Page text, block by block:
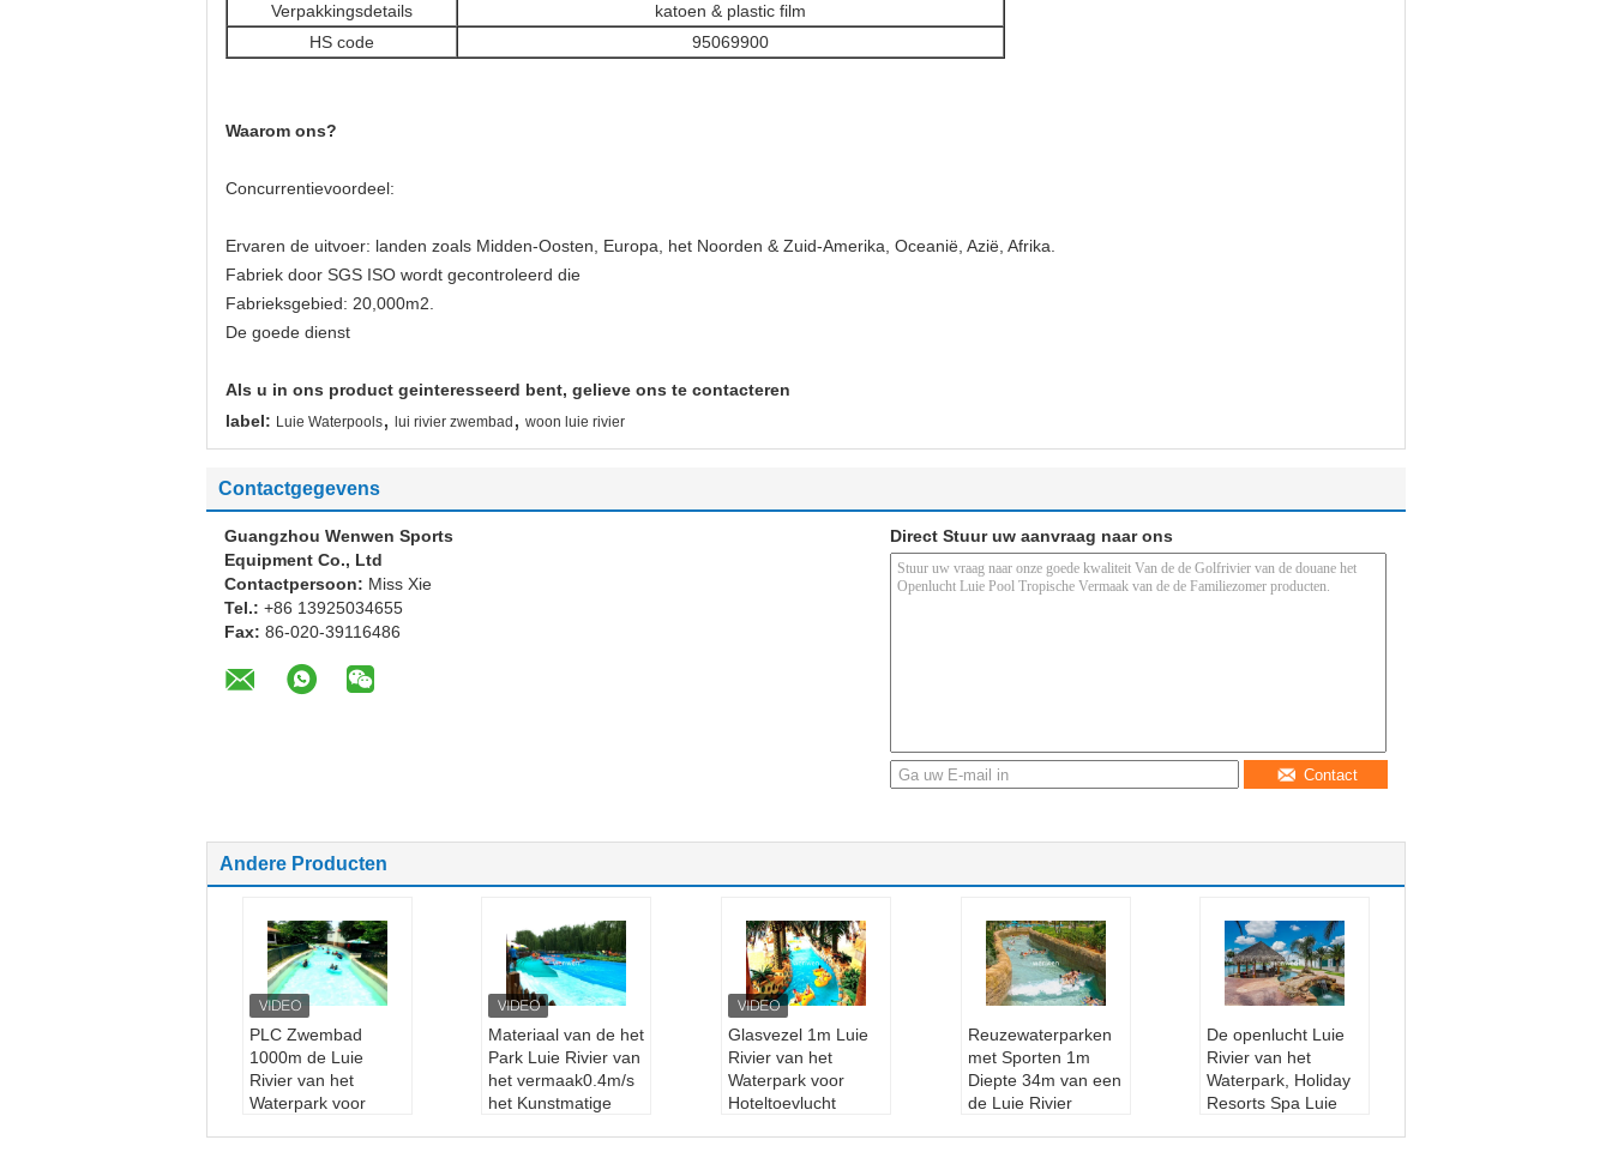
Verpakkingsdetails
katoen & plastic film
HS code
95069900
Waarom ons?
Concurrentievoordeel:
Ervaren de uitvoer: landen zoals Midden-Oosten, Europa, het Noorden & Zuid-Amerika, Oceanië, Azië, Afrika.
Fabriek door SGS ISO wordt gecontroleerd die
Fabrieksgebied: 20,000m2.
De goede dienst
Als u in ons product geinteresseerd bent, gelieve ons te contacteren
label: Luie Waterpools, lui rivier zwembad , woon luie rivier
Contactgegevens
Guangzhou Wenwen Sports
Equipment Co., Ltd
Contactpersoon: Miss Xie
Tel.: +86 13925034655
Fax: 86-020-39116486
Direct Stuur uw aanvraag naar ons
Contact
Andere Producten
PLC Zwembad
1000m de Luie
Rivier van het
Waterpark voor
Materiaal van de het
Park Luie Rivier van
het vermaak0.4m/s
het Kunstmatige
Glasvezel 1m Luie
Rivier van het
Waterpark voor
Hoteltoevlucht
Reuzewaterparken
met Sporten 1m
Diepte 34m van een
de Luie Rivier
De openlucht Luie
Rivier van het
Waterpark, Holiday
Resorts Spa Luie